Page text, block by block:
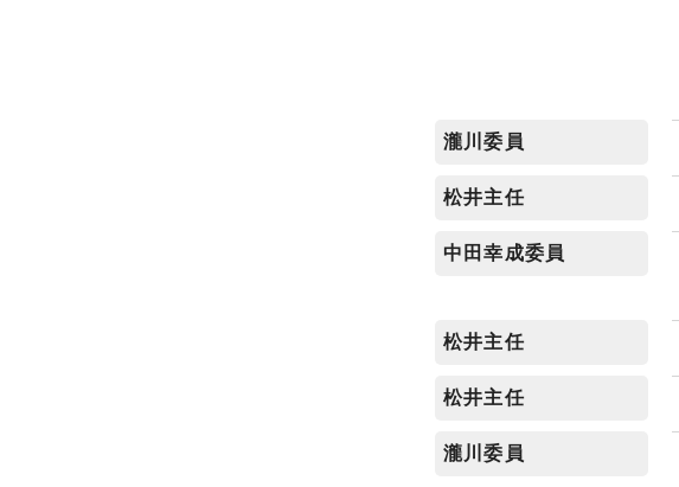
瀧川委員
松井主任
中田幸成委員
松井主任
松井主任
瀧川委員